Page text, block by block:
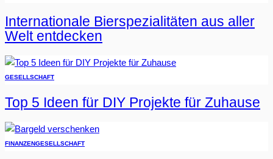
Internationale Bierspezialitäten aus aller
Welt entdecken
GESELLSCHAFT
Top 5 Ideen für DIY Projekte für Zuhause
FINANZENGESELLSCHAFT